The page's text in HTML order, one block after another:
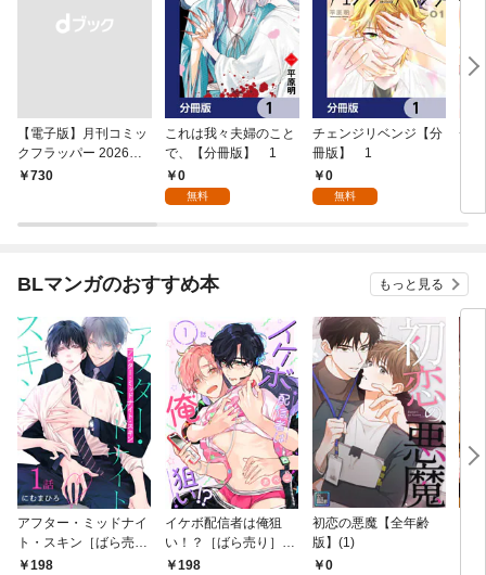
【電子版】月刊コミッ
クフラッパー 2026年9
月号
￥730
これは我々夫婦のこと
で、【分冊版】 1
0
無料
チェンジリベンジ【分
冊版】 1
0
無料
チ
BLマンガのおすすめ本 もっと見る
アフター・ミッドナイ
ト・スキン［ばら売
り］ 第1話
198
イケボ配信者は俺狙
い！？［ばら売り］
第1話
198
初恋の悪魔【全年齢
版】(1)
0